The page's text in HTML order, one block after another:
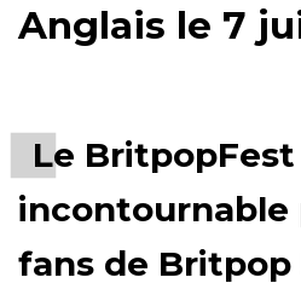
Anglais le 7
Le
incontournable
fans de Britpop